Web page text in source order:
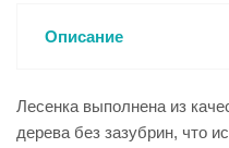
Описание
Лесенка выполнена из
дерева без зазубрин, что